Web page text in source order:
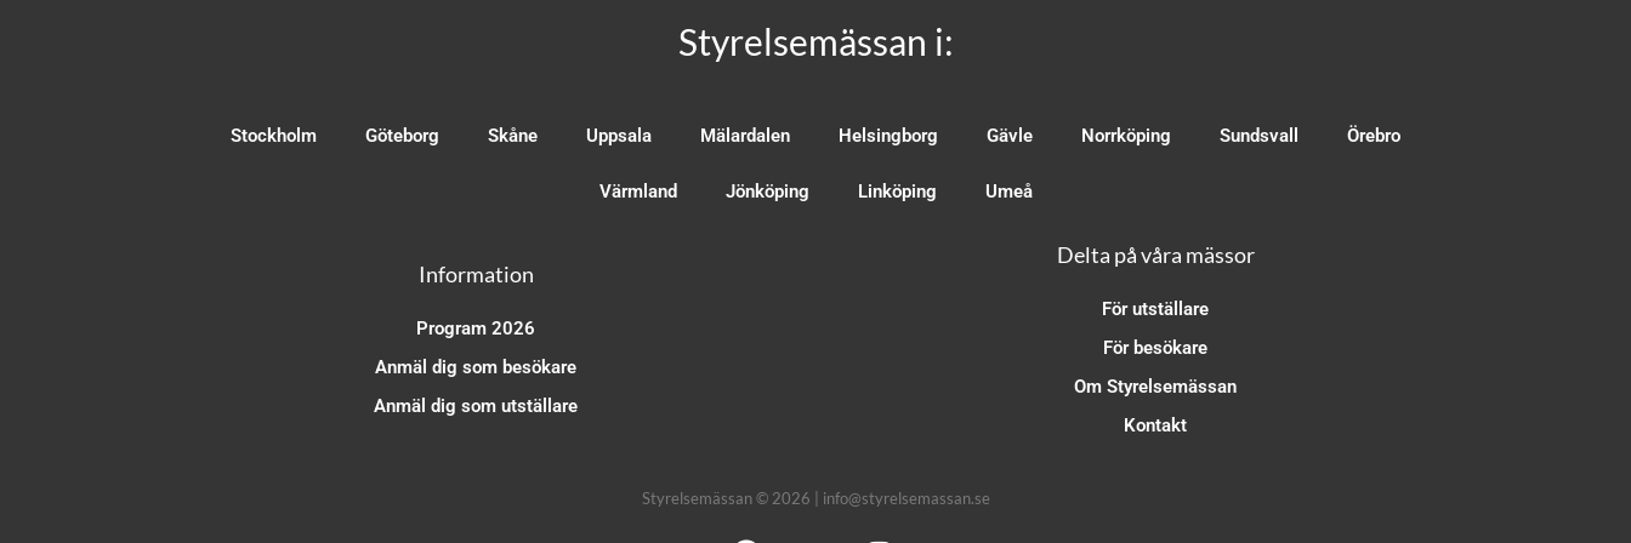
Styrelsemässan i:
Stockholm Göteborg Skåne Uppsala Mälardalen Helsingborg Gävle Norrköping Sundsvall Örebro
Värmland Jönköping Linköping Umeå
Information
Program 2026
Anmäl dig som besökare
Anmäl dig som utställare
Delta på våra mässor
För utställare
För besökare
Om Styrelsemässan
Kontakt
Styrelsemässan © 2026 | info@styrelsemassan.se